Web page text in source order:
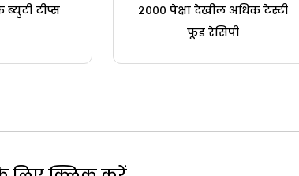
ब्युटी टीप्स
२००० पेक्षा देखील अधिक टेस्टी
फूड रेसिपी